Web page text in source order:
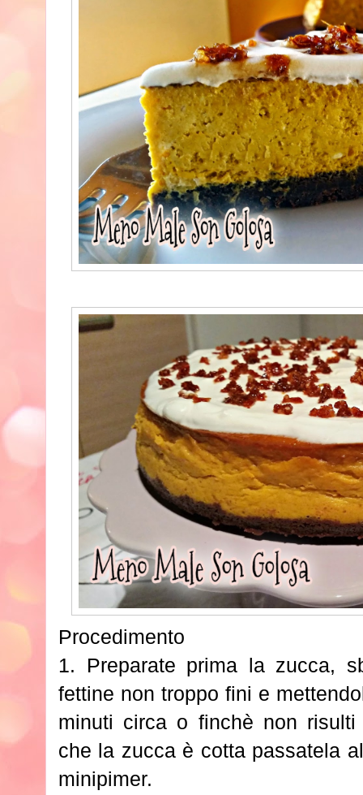
Procedimento
1. Preparate prima la zucca,
fettine non troppo fini e
minuti circa o finchè non
che la zucca è cotta passatela
minipimer.